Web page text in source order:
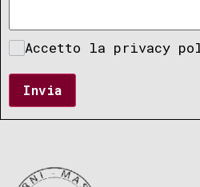
Accetto la privacy
Invia